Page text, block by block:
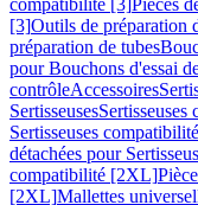
compatibilité [3]Pièces
[3]Outils de préparation
préparation de tubes
pour Bouchons d'essai
contrôleAccessoires
Sertisseuses
Sertisseuses
détachées pour
compatibilité [2XL]
[2XL]Mallettes